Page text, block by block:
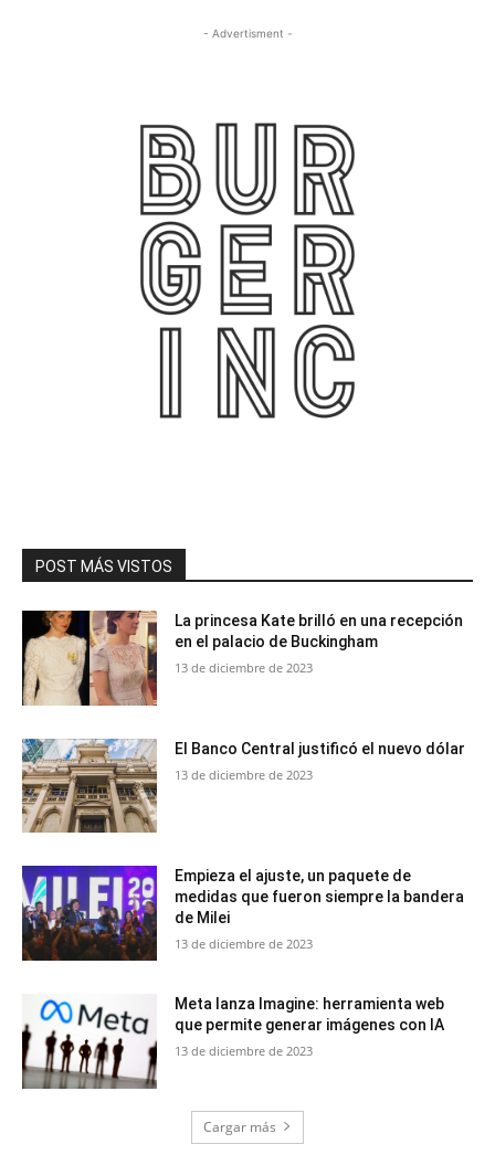
- Advertisment -
POST MÁS VISTOS
La princesa Kate brilló en una recepción
en el palacio de Buckingham
13 de diciembre de 2023
El Banco Central justificó el nuevo dólar
13 de diciembre de 2023
Empieza el ajuste, un paquete de
medidas que fueron siempre la bandera
de Milei
13 de diciembre de 2023
Meta lanza Imagine: herramienta web
que permite generar imágenes con IA
13 de diciembre de 2023
Cargar más